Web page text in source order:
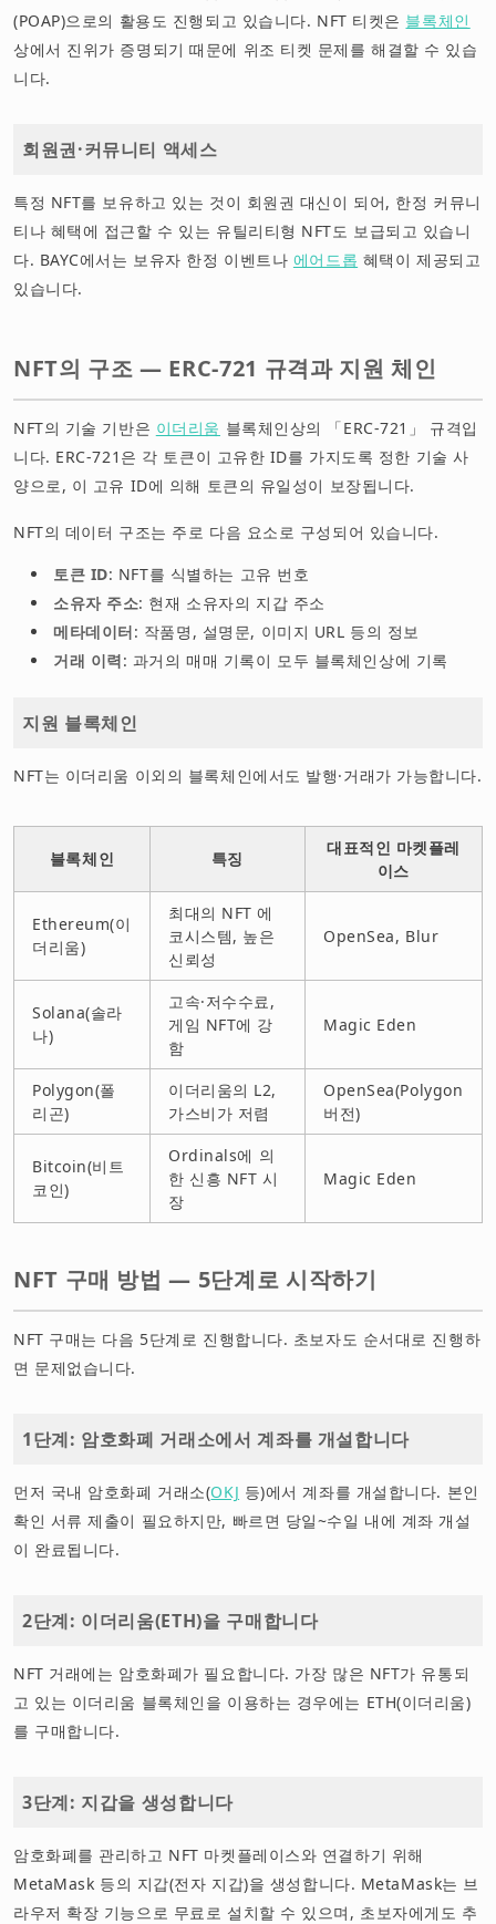
(POAP)으로의 활용도 진행되고 있습니다. NFT 티켓은 블록체인
상에서 진위가 증명되기 때문에 위조 티켓 문제를 해결할 수 있습
니다.
회원권·커뮤니티 액세스
특정 NFT를 보유하고 있는 것이 회원권 대신이 되어, 한정 커뮤니
티나 혜택에 접근할 수 있는 유틸리티형 NFT도 보급되고 있습니
다. BAYC에서는 보유자 한정 이벤트나 에어드롭 혜택이 제공되고
있습니다.
NFT의 구조 — ERC-721 규격과 지원 체인
NFT의 기술 기반은 이더리움 블록체인상의 「ERC-721」 규격입
니다. ERC-721은 각 토큰이 고유한 ID를 가지도록 정한 기술 사
양으로, 이 고유 ID에 의해 토큰의 유일성이 보장됩니다.
NFT의 데이터 구조는 주로 다음 요소로 구성되어 있습니다.
토큰 ID: NFT를 식별하는 고유 번호
소유자 주소: 현재 소유자의 지갑 주소
메타데이터: 작품명, 설명문, 이미지 URL 등의 정보
거래 이력: 과거의 매매 기록이 모두 블록체인상에 기록
지원 블록체인
NFT는 이더리움 이외의 블록체인에서도 발행·거래가 가능합니다.
블록체인 특징
대표적인 마켓플레
이스
Ethereum(이
더리움)
최대의 NFT 에
코시스템, 높은
신뢰성
OpenSea, Blur
Solana(솔라
나)
고속·저수수료,
게임 NFT에 강
함
Magic Eden
Polygon(폴
리곤)
이더리움의 L2,
가스비가 저렴
OpenSea(Polygon
버전)
Bitcoin(비트
코인)
Ordinals에 의
한 신흥 NFT 시
장
Magic Eden
NFT 구매 방법 — 5단계로 시작하기
NFT 구매는 다음 5단계로 진행합니다. 초보자도 순서대로 진행하
면 문제없습니다.
1단계: 암호화폐 거래소에서 계좌를 개설합니다
먼저 국내 암호화폐 거래소(OKJ 등)에서 계좌를 개설합니다. 본인
확인 서류 제출이 필요하지만, 빠르면 당일~수일 내에 계좌 개설
이 완료됩니다.
2단계: 이더리움(ETH)을 구매합니다
NFT 거래에는 암호화폐가 필요합니다. 가장 많은 NFT가 유통되
고 있는 이더리움 블록체인을 이용하는 경우에는 ETH(이더리움)
를 구매합니다.
3단계: 지갑을 생성합니다
암호화폐를 관리하고 NFT 마켓플레이스와 연결하기 위해
MetaMask 등의 지갑(전자 지갑)을 생성합니다. MetaMask는 브
라우저 확장 기능으로 무료로 설치할 수 있으며, 초보자에게도 추